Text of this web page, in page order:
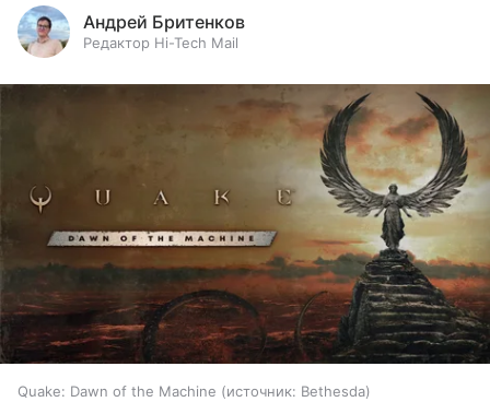
Андрей Бритенков
Редактор Hi-Tech Mail
Quake: Dawn of the Machine источник: Bethesda